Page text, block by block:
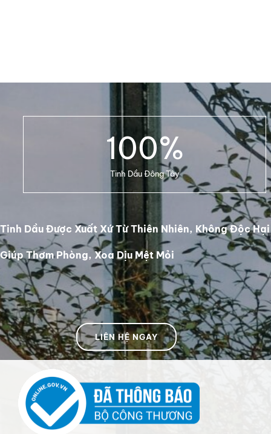
100%
Tinh Dầu Đông Tây
Tinh Dầu Được Xuất Xứ Từ Thiên Nhiên, Không Độc Hại
Giúp Thơm Phòng, Xoa Dịu Mệt Mỏi
LIÊN HỆ NGAY